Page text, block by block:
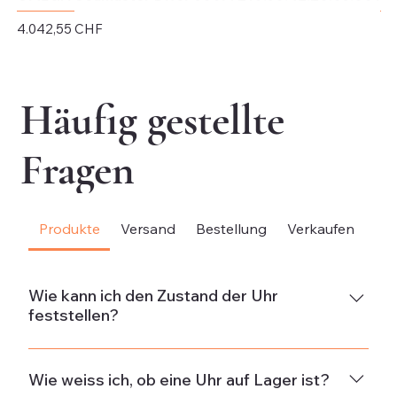
Preis
4.042,55 CHF
Häufig gestellte
Fragen
Produkte Versand Bestellung Verkaufen
Wie kann ich den Zustand der Uhr
feststellen?
NeuDie Uhr ist neu und weist keine Gebrauchsspuren
auf.Neuwertig & ungetragenDie Uhr ist in neuwertigem
Wie weiss ich, ob eine Uhr auf Lager ist?